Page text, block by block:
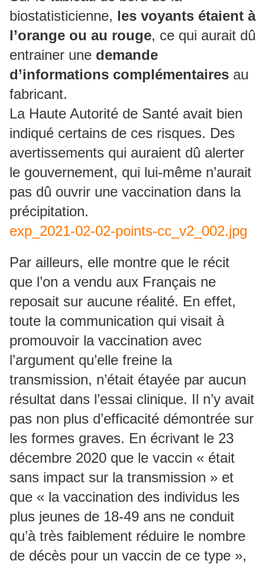
biostatisticienne, les voyants étaient à
l’orange ou au rouge, ce qui aurait dû
entrainer une demande
d’informations complémentaires au
fabricant.
La Haute Autorité de Santé avait bien
indiqué certains de ces risques. Des
avertissements qui auraient dû alerter
le gouvernement, qui lui-même n’aurait
pas dû ouvrir une vaccination dans la
précipitation.
exp_2021-02-02-points-cc_v2_002.jpg
Par ailleurs, elle montre que le récit
que l’on a vendu aux Français ne
reposait sur aucune réalité. En effet,
toute la communication qui visait à
promouvoir la vaccination avec
l’argument qu’elle freine la
transmission, n’était étayée par aucun
résultat dans l’essai clinique. Il n’y avait
pas non plus d’efficacité démontrée sur
les formes graves. En écrivant le 23
décembre 2020 que le vaccin « était
sans impact sur la transmission » et
que « la vaccination des individus les
plus jeunes de 18-49 ans ne conduit
qu’à très faiblement réduire le nombre
de décès pour un vaccin de ce type »,